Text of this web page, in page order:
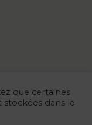
que certaines
dans le